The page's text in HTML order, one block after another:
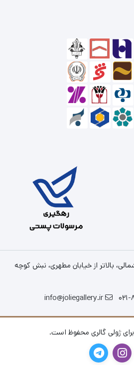
بالاتر از خیابان مطهری، نبش کوچه
info@joliegallery.ir
ژولی گالری محفوظ است.